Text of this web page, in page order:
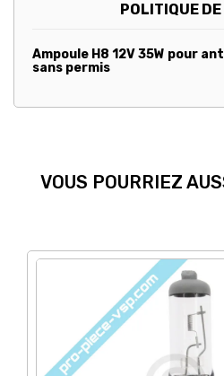
POLITIQUE
Ampoule H8 12V 35W pour
sans permis
VOUS POURRIEZ